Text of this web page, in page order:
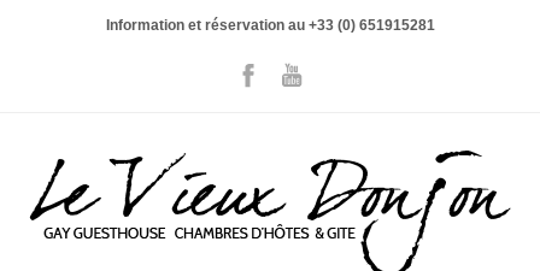
Information et réservation au +33 (0) 651915281